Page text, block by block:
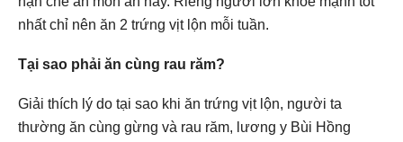
nhất chỉ nên ăn 2 trứng vịt lộn mỗi tuần.
Tại sao phải ăn cùng rau răm?
Giải thích lý do tại sao khi ăn trứng vịt lộn, người ta
thường ăn cùng gừng và rau răm, lương y Bùi Hồng